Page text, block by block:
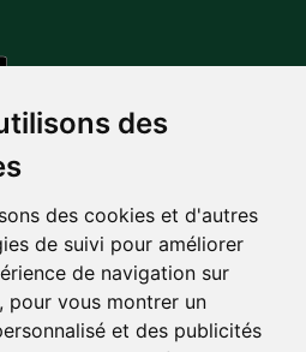
des
des cookies et d'autres
de suivi pour améliorer
de navigation sur
pour vous montrer un
et des publicités
Paiement sécurisé
Suivez-nous sur